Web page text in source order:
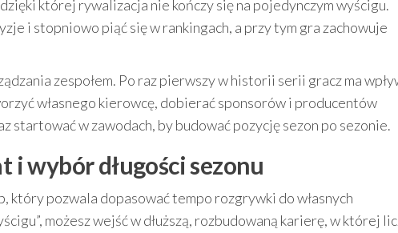
której rywalizacja nie kończy się na pojedynczym wyścigu.
i stopniowo piąć się w rankingach, a przy tym gra zachowuje
zespołem. Po raz pierwszy w historii serii gracz ma
własnego kierowcę, dobierać sponsorów i producentów
startować w zawodach, by budować pozycję sezon po sezonie.
i wybór długości sezonu
który pozwala dopasować tempo rozgrywki do własnych
możesz wejść w dłuższą, rozbudowaną karierę, w której